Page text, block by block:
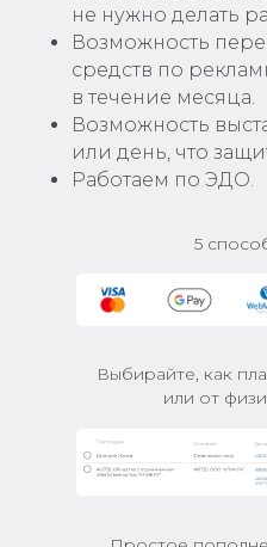
не нужно делать
Возможность
средств по
в течение месяца.
Возможность
или день, что
Работаем по ЭДО.
5
Выбирайте, как
или от